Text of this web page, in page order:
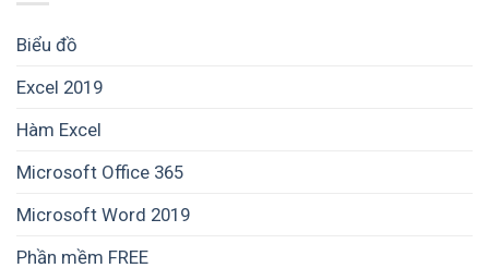
Biểu đồ
Excel 2019
Hàm Excel
Microsoft Office 365
Microsoft Word 2019
Phần mềm FREE